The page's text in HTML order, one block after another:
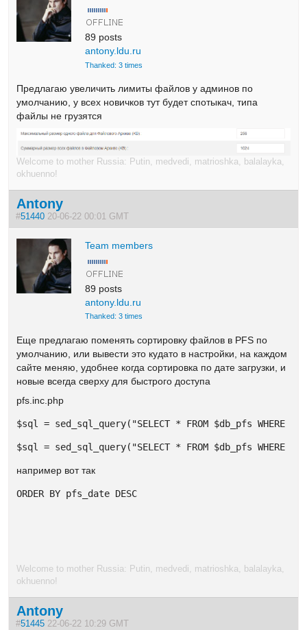
89 posts
antony.ldu.ru
Thanked: 3 times
Предлагаю увеличить лимиты файлов у админов по
умолчанию, у всех новичков тут будет спотыкач, типа
файлы не грузятся
Welcome to mother Russia: Putin, medvedi, matrioshka, balalayka,
okhuenno!
Antony
#51440 20-06-22 00:01 GMT
Team members
89 posts
antony.ldu.ru
Thanked: 3 times
Еще предлагаю поменять сортировку файлов в PFS по
умолчанию, или вывести это кудато в настройки, на каждом
сайте меняю, удобнее когда сортировка по дате загрузки, и
новые всегда сверху для быстрого доступа
pfs.inc.php
$sql = sed_sql_query("SELECT * FROM $db_pfs
$sql = sed_sql_query("SELECT * FROM $db_pfs
например вот так
ORDER BY pfs_date DESC
Welcome to mother Russia: Putin, medvedi, matrioshka, balalayka,
okhuenno!
Antony
#51445 22-06-22 10:29 GMT